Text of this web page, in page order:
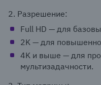
2. Разрешение:
Full HD — для
2K — для
4K и выше — для
мультизадачности.